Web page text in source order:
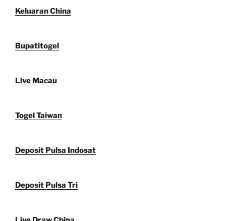
Keluaran China
Bupatitogel
Live Macau
Togel Taiwan
Deposit Pulsa Indosat
Deposit Pulsa Tri